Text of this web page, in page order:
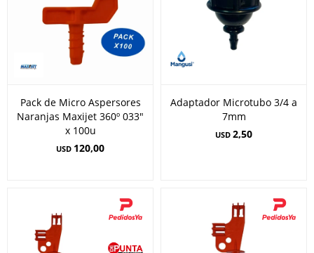
Pack de Micro Aspersores
Naranjas Maxijet 360º 033"
x 100u
USD 120,00
Adaptador Microtubo 3/4 a
7mm
USD 2,50